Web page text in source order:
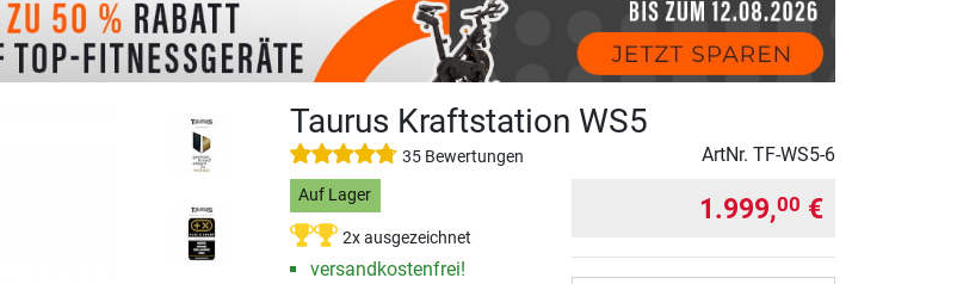
Taurus Kraftstation WS5
35 Bewertungen ArtNr. TF-WS5-6
Auf Lager
2x ausgezeichnet
versandkostenfrei!
1.999,00 €